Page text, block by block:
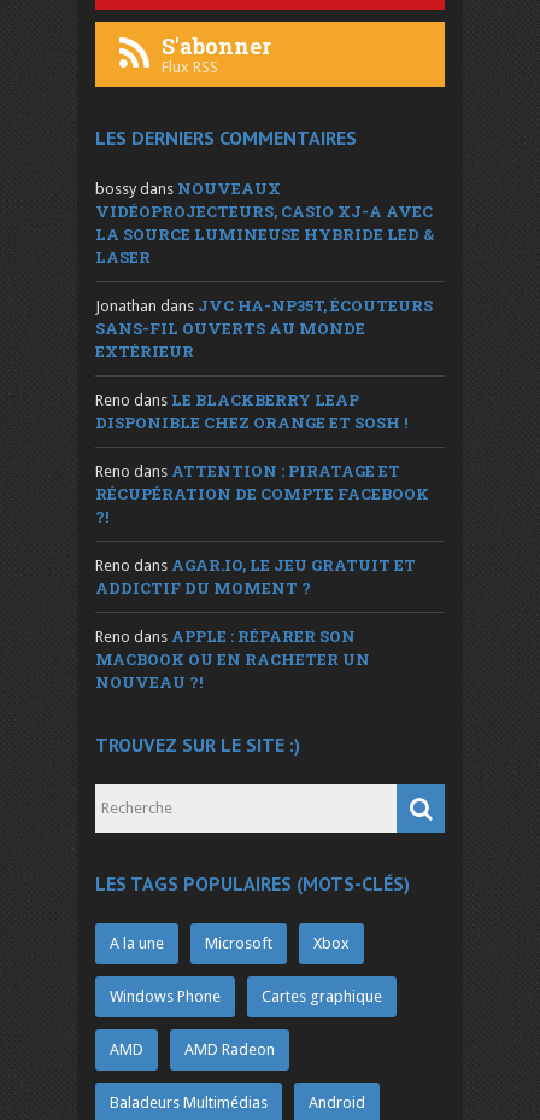
S'abonner
Flux RSS
LES DERNIERS COMMENTAIRES
bossy dans NOUVEAUX
VIDÉOPROJECTEURS, CASIO XJ-A AVEC
LA SOURCE LUMINEUSE HYBRIDE LED &
LASER
Jonathan dans JVC HA-NP35T, ÉCOUTEURS
SANS-FIL OUVERTS AU MONDE
EXTÉRIEUR
Reno dans LE BLACKBERRY LEAP
DISPONIBLE CHEZ ORANGE ET SOSH !
Reno dans ATTENTION : PIRATAGE ET
RÉCUPÉRATION DE COMPTE FACEBOOK
?!
Reno dans AGAR.IO, LE JEU GRATUIT ET
ADDICTIF DU MOMENT ?
Reno dans APPLE : RÉPARER SON
MACBOOK OU EN RACHETER UN
NOUVEAU ?!
TROUVEZ SUR LE SITE :)
LES TAGS POPULAIRES (MOTS-CLÉS)
A la une Microsoft Xbox
Windows Phone Cartes graphique
AMD AMD Radeon
Baladeurs Multimédias Android